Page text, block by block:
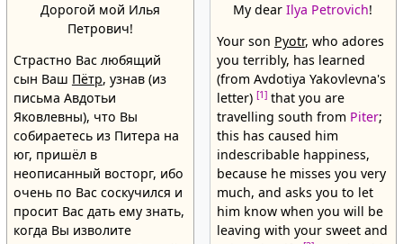
Дорогой мой Илья
Петрович!
Страстно Вас любящий
сын Ваш Пётр, узнав (из
письма Авдотьи
Яковлевны), что Вы
собираетесь из Питера на
юг, пришёл в
неописанный восторг, ибо
очень по Вас соскучился и
просит Вас дать ему знать,
когда Вы изволите
My dearIlya Petrovich!
Your son Pyotr, who adores
you terribly, has learned
(from Avdotiya Yakovlevna's
letter) [1]that you are
travelling south from Piter;
this has caused him
indescribable happiness,
because he misses you very
much, and asks you to let
him know when you will be
leaving with your sweet and